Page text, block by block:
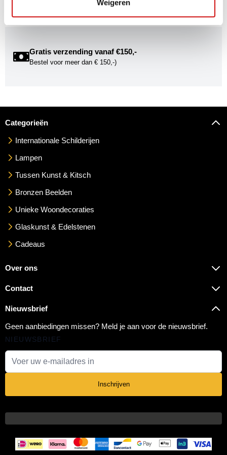
Weigeren
mogelijkheden om uw kunst via Kunstuwel.nl te presenteren.
Gratis verzending vanaf €150,-
Bestel voor meer dan € 150,-)
Categorieën
Internationale Schilderijen
Lampen
Tussen Kunst & Kitsch
Bronzen Beelden
Unieke Woondecoraties
Glaskunst & Edelstenen
Cadeaus
Over ons
Contact
Nieuwsbrief
Geen aanbiedingen missen? Meld je aan voor de nieuwsbrief.
NIEUWSBRIEF
Inschrijven